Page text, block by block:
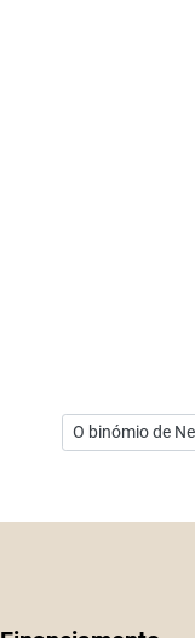
Artigo seguinte:
O binómio de